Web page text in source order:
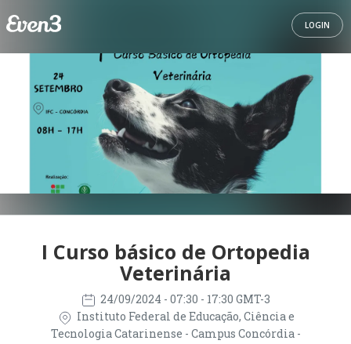
LOGIN
I Curso básico de Ortopedia
Veterinária
24/09/2024 - 07:30 - 17:30 GMT-3
Instituto Federal de Educação, Ciência e
Tecnologia Catarinense - Campus Concórdia -